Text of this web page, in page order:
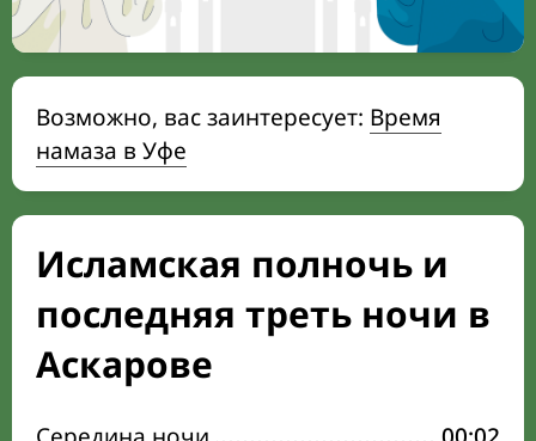
Возможно, вас заинтересует: Время
намаза в Уфе
Исламская полночь и
последняя треть ночи в
Аскарове